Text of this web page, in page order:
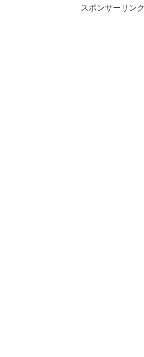
スポンサーリンク